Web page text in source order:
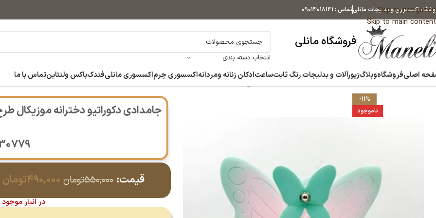
Skip to navigation
Skip to main content
اکسسوری و بدلیجات مانلیتماس : 09014018141
فروشگاه مانلی
انتخاب دسته بندی
اصلیفروشگاهوبلاگزیورآلات و بدلیجات رنگ ثابتساعتادکلن زنانه ومردانهاکسسوری چرماکسسوری مانلیفندکباکس ولنتاینتماس با ما
اکسسوری مانلی جامدادی دکوراتیو دخترانه موزیکال طرح پروانه | صورتی + ویدیوی محصول 14030779
-11%
ناموجود
جامدادی دکوراتیو دخترانه
قیمت: ۵۵۰,۰۰۰تومان ۴۹۰,۰۰۰تومان
در انبار